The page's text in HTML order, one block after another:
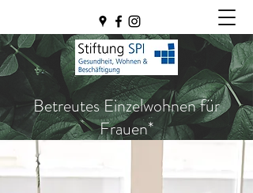
Betreutes Einzelwohnen für
Frauen*